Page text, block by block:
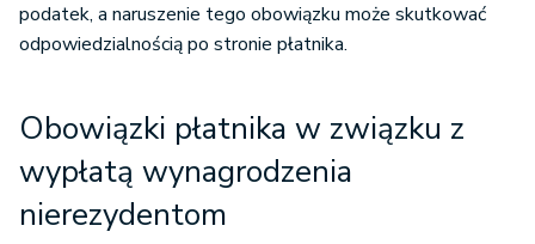
podatek, a naruszenie tego obowiązku może skutkować
odpowiedzialnością po stronie płatnika.
Obowiązki płatnika w związku z
wypłatą wynagrodzenia
nierezydentom